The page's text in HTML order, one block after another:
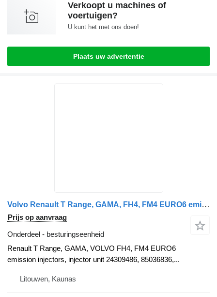
Verkoopt u machines of
voertuigen?
U kunt het met ons doen!
Plaats uw advertentie
Volvo Renault T Range, GAMA, FH4, FM4 EURO6 emission injectors, inject besturingseenheid voor Volvo Renault T Range, GAMA, VOLVO FH4, FM4 EURO6 emission injectors, injector unit 24309486, 85036836, 85030839, 24290502, 24309487, 85030845, 24111932, 24290492, 23848048, 24309482, 85023247, 85030838, 85023255, 85030841, 24111934, 24290494, 23848049, 24309483, 85023251, 85023258, 85030847, 22758877, 23156951, 85022038, 85022036, 23771405, 22569104, 23899645, 85020204, 85020360, 23785617, 23899651, 85013801, 22459521, 85020204, 21515329, 85020204, 22569104, 85020360, 22459522, 22569105, 85020205, 85020361, 22282199, 85013800, 22187569, 22187568, 85013801, 22301417, 22301418, 22282198, 85020053, 85020054, 22254576, 22254568, 85020179, 22435395, 22311990, 85020357, 85020177, 22311990, 85020357, EGR-H,D13K500/D13K540, F2 PUMPING, 24-HDV,D13K420, F2 PUMPING, EGR-H,D13K460, EGR-H,D13K540,OBDEP-B, F2 NPI 13 ESCR HR, EGR-H,D13K500/D13K540,OBDEP-C, EGR-H,D13K540,OBDEP-B, F2 NON PUMPING, EGR-H,D13K460,OBDEP-C, F2 NON PUMPING, 24-HDV,EGR-H,ENG-VE13,D13K420,EM-EU6,OBDEP-C, F2 PI 13 ESCR HR, EGR-H,D13K500/D13K540,OBDEP-C, F2 PUMPING, EGR-H,D13K420/D13K460,OBDEP-C, F2 NON PUMPING, EGR-H,D13K420/D13K460,OBDEP-C, F2 PI 13 ESCR HR, EGR-H,D13K500/D13K540,OBDEP-C, F2 NPI 13 ESCR HR, EGR-H,D13K500/D13K540,OBDEP-C, 22501885, 85020356, 22569104, 85020360, 22569105, 85020361, 22569106, 85020362, 22569107, 85020363, 22282199, 85013800, 21515329, 20536487, 21401136, 22187569, 22187568, 22282198, 21344774, 21425162, 276948, 22282198, 22301417, 22301418, 21344774, 22569105, 85020205, 85020361, 22282199, 85013800, 22187569, D11C - 21582103, 21569191, 20747797, 21644602, 22311990, 561251718, 22459522, 85020205, 22459521, 22459522, 22378580, 20510724, 20547350, 85020357, 23763610, 23763608, 24290500, 85020054, 21344774, 85134752, 85013800, 21515329, 85020363, 85134752, 85023394, 21515329, 85023401, 21344774, 23763608, 85023402, 23763610, 85020357, 24290500 trekker
Prijs op aanvraag
Onderdeel - besturingseenheid
Renault T Range, GAMA, VOLVO FH4, FM4 EURO6
emission injectors, injector unit 24309486, 85036836,...
Litouwen, Kaunas